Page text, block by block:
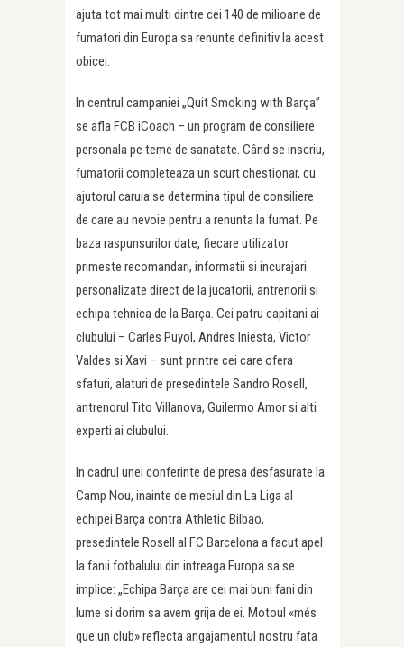
ajuta tot mai multi dintre cei 140 de milioane de
fumatori din Europa sa renunte definitiv la acest
obicei.
In centrul campaniei „Quit Smoking with Barça”
se afla FCB iCoach – un program de consiliere
personala pe teme de sanatate. Când se inscriu,
fumatorii completeaza un scurt chestionar, cu
ajutorul caruia se determina tipul de consiliere
de care au nevoie pentru a renunta la fumat. Pe
baza raspunsurilor date, fiecare utilizator
primeste recomandari, informatii si incurajari
personalizate direct de la jucatorii, antrenorii si
echipa tehnica de la Barça. Cei patru capitani ai
clubului – Carles Puyol, Andres Iniesta, Victor
Valdes si Xavi – sunt printre cei care ofera
sfaturi, alaturi de presedintele Sandro Rosell,
antrenorul Tito Villanova, Guilermo Amor si alti
experti ai clubului.
In cadrul unei conferinte de presa desfasurate la
Camp Nou, inainte de meciul din La Liga al
echipei Barça contra Athletic Bilbao,
presedintele Rosell al FC Barcelona a facut apel
la fanii fotbalului din intreaga Europa sa se
implice: „Echipa Barça are cei mai buni fani din
lume si dorim sa avem grija de ei. Motoul «més
que un club» reflecta angajamentul nostru fata